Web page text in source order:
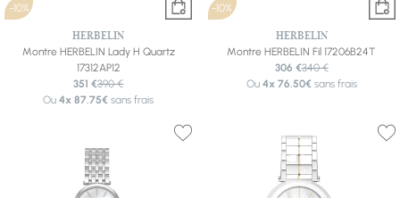
-10%
HERBELIN
Montre HERBELIN Lady H Quartz
17312AP12
351 €390 €
Ou4x 87.75€ sans frais
-10%
HERBELIN
Montre HERBELIN Fil 17206B24T
306 €340 €
Ou 4x 76.50€sans frais